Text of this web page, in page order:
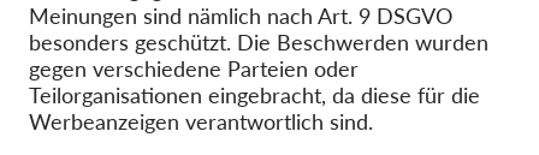
Meinungen sind nämlich nach Art. 9 DSGVO
besonders geschützt. Die Beschwerden wurden
gegen verschiedene Parteien oder
Teilorganisationen eingebracht, da diese für die
Werbeanzeigen verantwortlich sind.